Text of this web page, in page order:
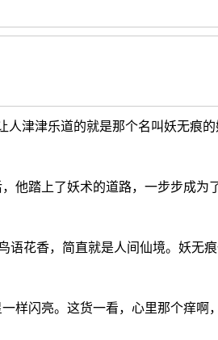
津津乐道的就是那个名叫妖无痕
他踏上了妖术的道路，一步步成
花香，简直就是人间仙境。妖无
样闪亮。这货一看，心里那个痒